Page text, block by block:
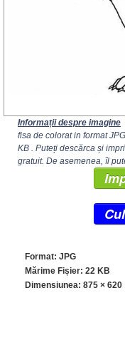
Informații despre imagine
fisa de colorat in format
KB . Puteți descărca și
gratuit. De asemenea, îl
Format: JPG
Mărime Fișier: 22 KB
Dimensiunea: 875 × 620